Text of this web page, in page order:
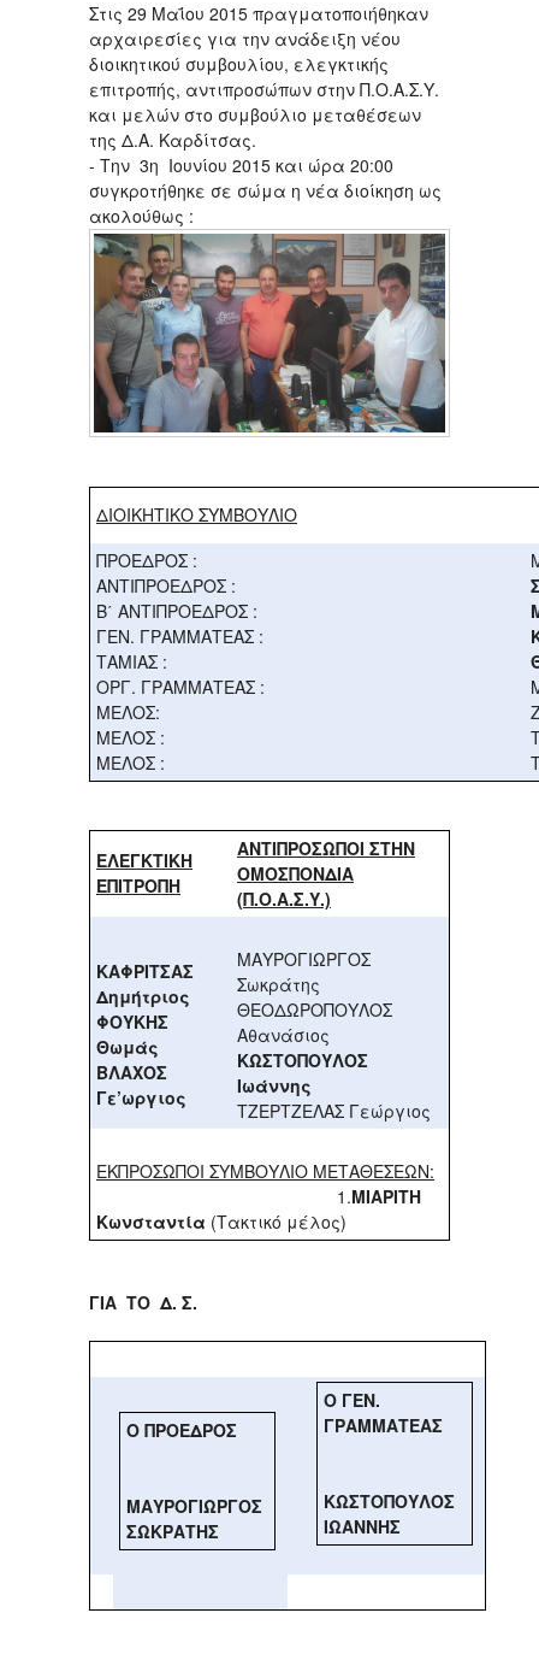
Στις 29 Μαΐου 2015 πραγματοποιήθηκαν
αρχαιρεσίες για την ανάδειξη νέου
διοικητικού συμβουλίου, ελεγκτικής
επιτροπής, αντιπροσώπων στην Π.Ο.Α.Σ.Υ.
και μελών στο συμβούλιο μεταθέσεων
της Δ.Α. Καρδίτσας.
- Την 3η Ιουνίου 2015 και ώρα 20:00
συγκροτήθηκε σε σώμα η νέα διοίκηση ως
ακολούθως :
ΔΙΟΙΚΗΤΙΚΟ ΣΥΜΒΟΥΛΙΟ
ΠΡΟΕΔΡΟΣ :
ΑΝΤΙΠΡΟΕΔΡΟΣ :
Β΄ ΑΝΤΙΠΡΟΕΔΡΟΣ :
ΓΕΝ. ΓΡΑΜΜΑΤΕΑΣ :
ΤΑΜΙΑΣ :
ΟΡΓ. ΓΡΑΜΜΑΤΕΑΣ :
ΜΕΛΟΣ:
ΜΕΛΟΣ :
ΜΕΛΟΣ :
ΕΛΕΓΚΤΙΚΗ
ΕΠΙΤΡΟΠΗ
ΑΝΤΙΠΡΟΣΩΠΟΙ ΣΤΗΝ
ΟΜΟΣΠΟΝΔΙΑ
(Π.Ο.Α.Σ.Υ.)
ΚΑΦΡΙΤΣΑΣ
Δημήτριος
ΦΟΥΚΗΣ
Θωμάς
ΒΛΑΧΟΣ
Γε’ωργιος
ΜΑΥΡΟΓΙΩΡΓΟΣ
Σωκράτης
ΘΕΟΔΩΡΟΠΟΥΛΟΣ
Αθανάσιος
ΚΩΣΤΟΠΟΥΛΟΣ
Ιωάννης
ΤΖΕΡΤΖΕΛΑΣ Γεώργιος
ΕΚΠΡΟΣΩΠΟΙ ΣΥΜΒΟΥΛΙΟ ΜΕΤΑΘΕΣΕΩΝ:
1.ΜΙΑΡΙΤΗ
Κωνσταντία (Τακτικό μέλος)
ΓΙΑ ΤΟ Δ. Σ.
Ο ΠΡΟΕΔΡΟΣ
ΜΑΥΡΟΓΙΩΡΓΟΣ
ΣΩΚΡΑΤΗΣ
Ο ΓΕΝ.
ΓΡΑΜΜΑΤΕΑΣ
ΚΩΣΤΟΠΟΥΛΟΣ
ΙΩΑΝΝΗΣ